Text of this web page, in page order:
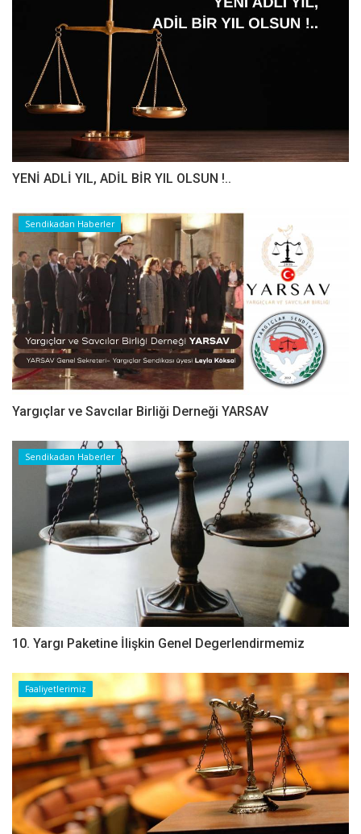
YENİ ADLİ YIL, ADİL BİR YIL OLSUN !..
Sendikadan Haberler
Yargıçlar ve Savcılar Birliği Derneği YARSAV
Sendikadan Haberler
10. Yargı Paketine İlişkin Genel Degerlendirmemiz
Faaliyetlerimiz